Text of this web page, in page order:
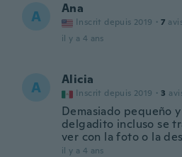
A Ana
Inscrit depuis 2019 · 7
il y a 4 ans
A Alicia
Inscrit depuis 2019 · 3
Demasiado pequeño
delgadito incluso se
ver con la foto o la
il y a 4 ans